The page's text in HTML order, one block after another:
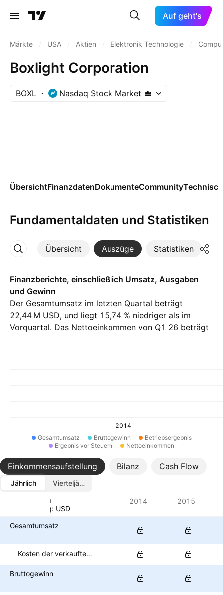
Auf geht's
Märkte USA Aktien Elektronik Technologie
Boxlight Corporation
BOXL Nasdaq Stock Market
ÜbersichtFinanzdatenDokumenteCommunity
Fundamentaldaten und Statistiken
Übersicht Auszüge Statistiken
Mehr
Finanzberichte, einschließlich Umsatz, Ausgaben
und Gewinn
Der Gesamtumsatz im letzten Quartal beträgt
‪22,44 M‬ USD, und liegt 15,74 % niedriger als im
Vorquartal. Das Nettoeinkommen von Q1 26 beträgt
2014
Gesamtumsatz
Bruttogewinn
Betriebsergebnis
Ergebnis vor Steuern
Nettoeinkommen
Einkommensaufstellung Bilanz Cash Flow
Jährlich
Vierteljährlich
Metriken
Währung: USD
2014 2015
Gesamtumsatz
Kosten der verkauften Güter
Bruttogewinn